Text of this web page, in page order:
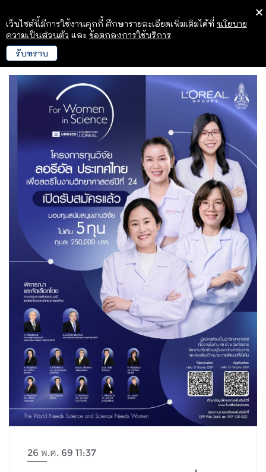
26 พ.ค. 69 11:37
เว็บไซต์นี้มีการใช้งานคุกกี้ ศึกษารายละเอียดเพิ่มเติมได้ที่ นโยบาย
ความเป็นส่วนตัว และ ข้อตกลงการใช้บริการ
รับทราบ